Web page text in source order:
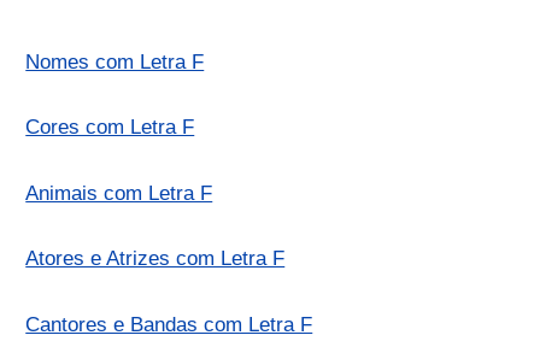
Nomes com Letra F
Cores com Letra F
Animais com Letra F
Atores e Atrizes com Letra F
Cantores e Bandas com Letra F